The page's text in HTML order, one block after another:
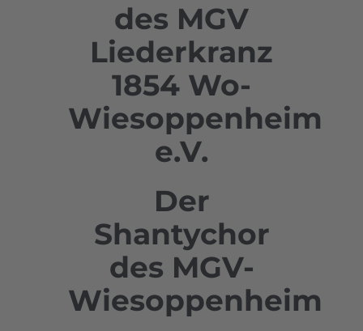
des MGV
Liederkranz
1854 Wo-
Wiesoppenheim
e.V.
Der
Shantychor
des MGV-
Wiesoppenheim